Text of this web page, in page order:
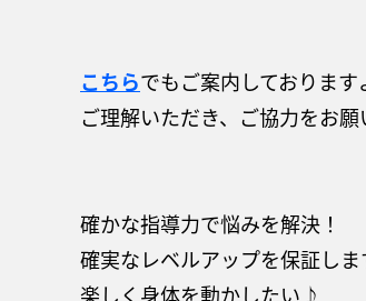
こちらでもご案内しておりま
ご理解いただき、ご協力をお
確かな指導力で悩みを解決！
確実なレベルアップを保証しま
楽しく身体を動かしたい♪